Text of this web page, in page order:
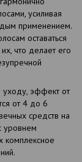
усиливая
применением.
оставаться
что делает его
эффект от
от 4 до 6
средств на
уровнем
комплексное